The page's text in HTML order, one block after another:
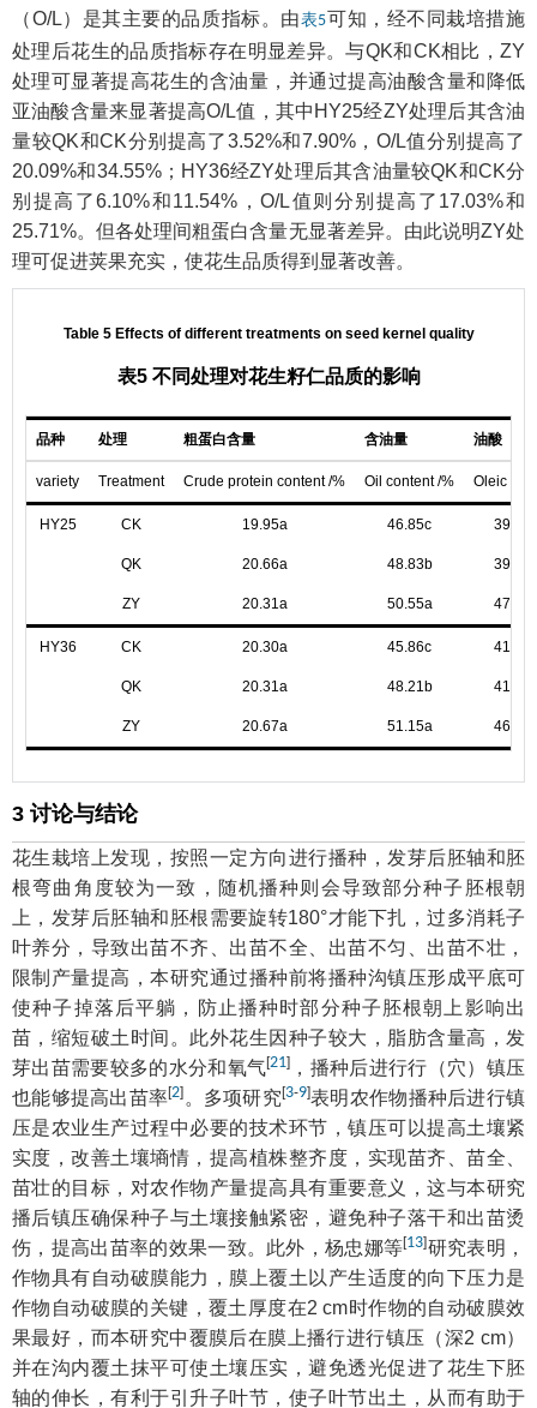
（O/L）是其主要的品质指标。由表5可知，经不同栽培措施
处理后花生的品质指标存在明显差异。与QK和CK相比，ZY
处理可显著提高花生的含油量，并通过提高油酸含量和降低
亚油酸含量来显著提高O/L值，其中HY25经ZY处理后其含油
量较QK和CK分别提高了3.52%和7.90%，O/L值分别提高了
20.09%和34.55%；HY36经ZY处理后其含油量较QK和CK分
别提高了6.10%和11.54%，O/L值则分别提高了17.03%和
25.71%。但各处理间粗蛋白含量无显著差异。由此说明ZY处
理可促进荚果充实，使花生品质得到显著改善。
Table 5 Effects of different treatments on seed kernel quality
表5 不同处理对花生籽仁品质的影响
品种 处理 粗蛋白含量 含油量 油酸
variety Treatment Crude protein content /% Oil content /% Oleic
HY25 CK 19.95a 46.85c
QK 20.66a 48.83b
ZY 20.31a 50.55a
HY36 CK 20.30a 45.86c
QK 20.31a 48.21b
ZY 20.67a 51.15a
3 讨论与结论
花生栽培上发现，按照一定方向进行播种，发芽后胚轴和胚
根弯曲角度较为一致，随机播种则会导致部分种子胚根朝
上，发芽后胚轴和胚根需要旋转180°才能下扎，过多消耗子
叶养分，导致出苗不齐、出苗不全、出苗不匀、出苗不壮，
限制产量提高，本研究通过播种前将播种沟镇压形成平底可
使种子掉落后平躺，防止播种时部分种子胚根朝上影响出
苗，缩短破土时间。此外花生因种子较大，脂肪含量高，发
芽出苗需要较多的水分和氧气[21] ，播种后进行行（穴）镇压
也能够提高出苗率[2] 。多项研究[3-9]表明农作物播种后进行镇
压是农业生产过程中必要的技术环节，镇压可以提高土壤紧
实度，改善土壤墒情，提高植株整齐度，实现苗齐、苗全、
苗壮的目标，对农作物产量提高具有重要意义，这与本研究
播后镇压确保种子与土壤接触紧密，避免种子落干和出苗烫
伤，提高出苗率的效果一致。此外，杨忠娜等[13]研究表明，
作物具有自动破膜能力，膜上覆土以产生适度的向下压力是
作物自动破膜的关键，覆土厚度在2 cm时作物的自动破膜效
果最好，而本研究中覆膜后在膜上播行进行镇压（深2 cm）
并在沟内覆土抹平可使土壤压实，避免透光促进了花生下胚
轴的伸长，有利于引升子叶节，使子叶节出土，从而有助于